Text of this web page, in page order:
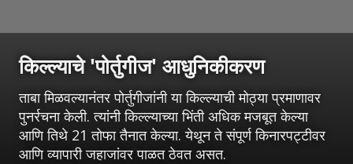
किल्ल्याचे 'पोर्तुगीज' आधुनिकीकरण
ताबा मिळवल्यानंतर पोर्तुगीजांनी या किल्ल्याची मोठ्या प्रमाणावर
पुनर्रचना केली. त्यांनी किल्ल्याच्या भिंती अधिक मजबूत केल्या
आणि तिथे 21 तोफा तैनात केल्या. येथून ते संपूर्ण किनारपट्टीवर
आणि व्यापारी जहाजांवर पाळत ठेवत असत.